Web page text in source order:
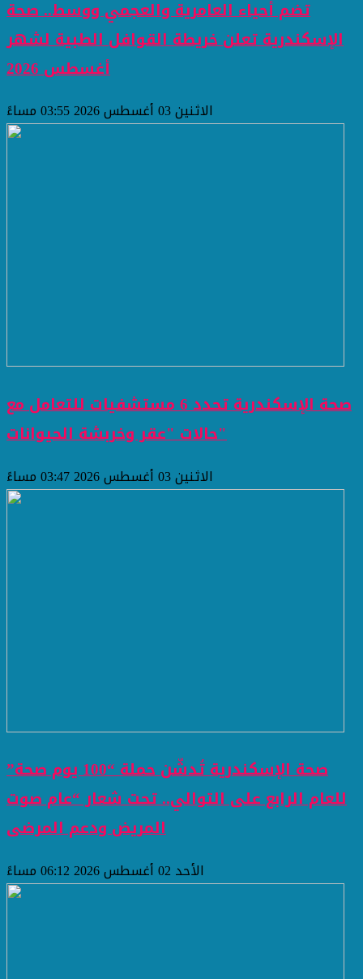
تضم أحياء العامرية والعجمي ووسط.. صحة
الإسكندرية تعلن خريطة القوافل الطبية لشهر
أغسطس 2026
الاثنين 03 أغسطس 2026 03:55 مساءً
صحة الإسكندرية تحدد 6 مستشفيات للتعامل مع
حالات "عقر وخربشة الحيوانات"
الاثنين 03 أغسطس 2026 03:47 مساءً
صحة الإسكندرية تُدشّن حملة “100 يوم صحة”
للعام الرابع على التوالي.. تحت شعار “عام صوت
المريض ودعم المرضى
الأحد 02 أغسطس 2026 06:12 مساءً